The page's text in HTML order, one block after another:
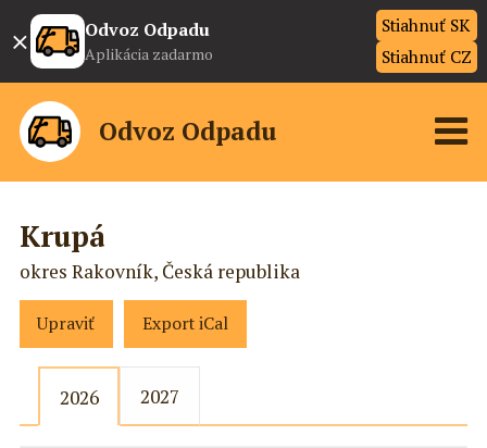
× Odvoz Odpadu
Aplikácia zadarmo
Stiahnuť SK
Stiahnuť CZ
Odvoz Odpadu
Krupá
okres Rakovník, Česká republika
Upraviť Export iCal
2026 2027